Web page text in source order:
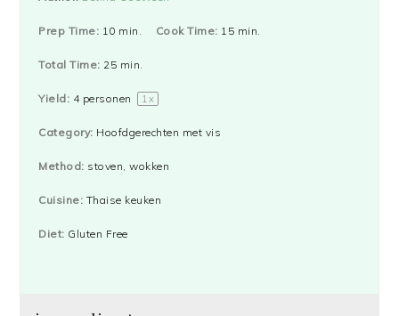
Prep Time: 10 min. Cook Time: 15 min.
Total Time: 25 min.
Yield: 4personen 1 x
Category: Hoofdgerechten met vis
Method: stoven, wokken
Cuisine: Thaise keuken
Diet: Gluten Free